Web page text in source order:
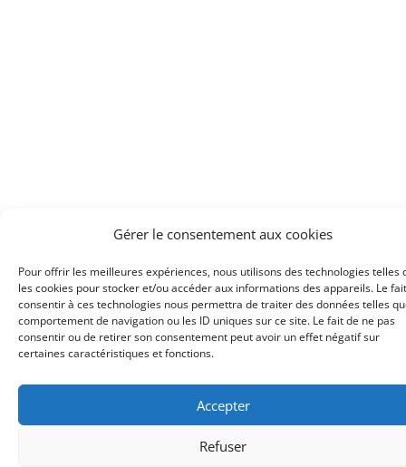
Gérer le consentement aux cookies
Pour offrir les meilleures expériences, nous utilisons des technologies telles
les cookies pour stocker et/ou accéder aux informations des appareils. Le
consentir à ces technologies nous permettra de traiter des données telles
comportement de navigation ou les ID uniques sur ce site. Le fait de ne pas
consentir ou de retirer son consentement peut avoir un effet négatif sur
certaines caractéristiques et fonctions.
Accepter
Refuser